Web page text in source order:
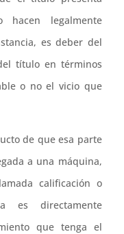
hacen legalmente
es deber del
título en términos
o no el vicio que
de que esa parte
a una máquina,
calificación o
es directamente
que tenga el